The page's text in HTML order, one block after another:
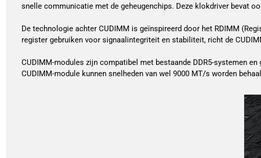
snelle communicatie met de geheugenchips. Deze klokdriver bevat
De technologie achter CUDIMM is geïnspireerd door het RDIMM
register gebruiken voor signaalintegriteit en stabiliteit, richt de
CUDIMM-modules zijn compatibel met bestaande DDR5-systemen
CUDIMM-module kunnen snelheden van wel 9000 MT/s worden